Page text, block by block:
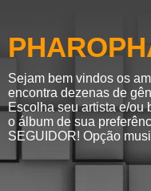
Sejam bem vindos os
encontra dezenas de
Escolha seu artista e/ou
o álbum de sua
SEGUIDOR! Opção